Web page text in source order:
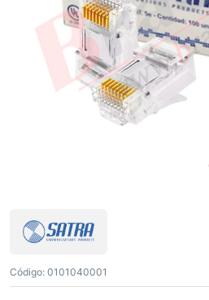
Código: 0101040001